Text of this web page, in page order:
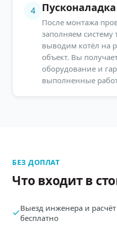
4
После монтажа
заполняем систему
выводим котёл на
объект. Вы
оборудование и
выполненные
БЕЗ ДОПЛАТ
Что входит в
Выезд инженера и
бесплатно